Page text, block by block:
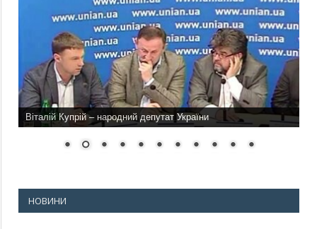
Віталій Купрій – народний депутат України
НОВИНИ